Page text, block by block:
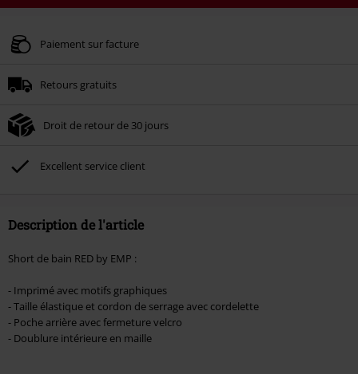
Valable jusqu'au 09/08/2026
Une fois le code saisi, la réduction sera automatiquement déduite à la fin de
Non cumulable avec dautres promotions. Non valable sur : les livres, les
Broilers, Die Ärzte, Die Toten Hosen, Metality, les bons d'achat et les articles
incluant un don.
Paiement sur facture
Retours gratuits
Droit de retour de 30 jours
Excellent service client
Description de l'article
Short de bain RED by EMP :
- Imprimé avec motifs graphiques
- Taille élastique et cordon de serrage avec cordelette
- Poche arrière avec fermeture velcro
- Doublure intérieure en maille